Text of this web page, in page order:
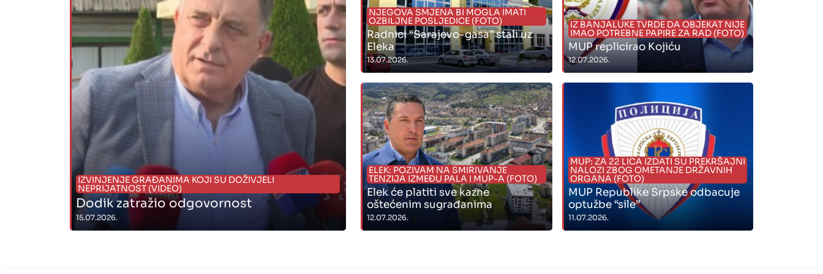
IZVINJENJE GRAĐANIMA KOJI SU DOŽIVJELI
NEPRIJATNOST (VIDEO)
Dodik zatražio odgovornost
15.07.2026.
" alt="">
NJEGOVA SMJENA BI MOGLA IMATI
OZBILJNE POSLJEDICE (FOTO)
Radnici “Sarajevo-gasa” stali uz
Eleka
13.07.2026.
" alt="">
IZ BANJALUKE TVRDE DA OBJEKAT NIJE
IMAO POTREBNE PAPIRE ZA RAD (FOTO)
MUP replicirao Kojiću
12.07.2026.
ELEK: POZIVAM NA SMIRIVANJE
TENZIJA IZMEĐU PALA I MUP-A (FOTO)
Elek će platiti sve kazne
oštećenim sugrađanima
12.07.2026.
MUP: ZA 22 LICA IZDATI SU PREKRŠAJNI
NALOZI ZBOG OMETANJE DRŽAVNIH
ORGANA (FOTO)
MUP Republike Srpske odbacuje
optužbe “sile”
11.07.2026.